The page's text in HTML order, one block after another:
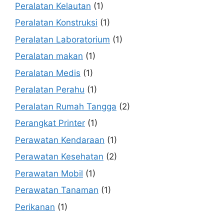
Peralatan Kelautan (1)
Peralatan Konstruksi (1)
Peralatan Laboratorium (1)
Peralatan makan (1)
Peralatan Medis (1)
Peralatan Perahu (1)
Peralatan Rumah Tangga (2)
Perangkat Printer (1)
Perawatan Kendaraan (1)
Perawatan Kesehatan (2)
Perawatan Mobil (1)
Perawatan Tanaman (1)
Perikanan (1)